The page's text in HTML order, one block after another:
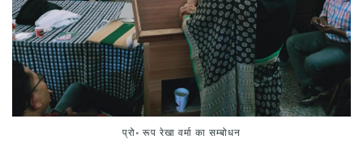
प्रो॰ रूप रेखा वर्मा का सम्बोधन